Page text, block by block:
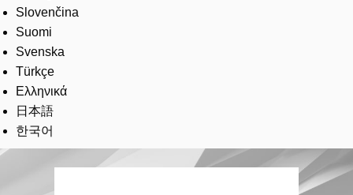
Slovenčina
Suomi
Svenska
Türkçe
Ελληνικά
日本語
한국어